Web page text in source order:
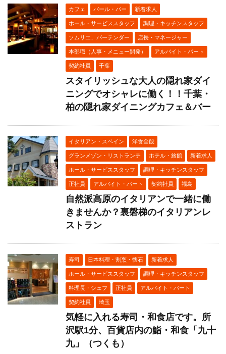
カフェ バール・バー 新着求人
ホール・サービススタッフ 調理・キッチンスタッフ
ソムリエ、バーテンダー 店長・マネージャー
本部職（人事・メニュー開発） アルバイト・パート
契約社員 千葉
スタイリッシュな大人の隠れ家ダイ
ニングでオシャレに働く！！千葉・
柏の隠れ家ダイニングカフェ＆バー
イタリアン・スペイン 洋食全般
グランメゾン・リストランテ ホテル・旅館 新着求人
ホール・サービススタッフ 調理・キッチンスタッフ
正社員 アルバイト・パート 契約社員 福島
自然派高原のイタリアンで一緒に働
きませんか？裏磐梯のイタリアンレ
ストラン
寿司 日本料理・割烹・懐石 新着求人
ホール・サービススタッフ 調理・キッチンスタッフ
料理長・シェフ 正社員 アルバイト・パート
契約社員 埼玉
気軽に入れる寿司・和食店です。所
沢駅1分、百貨店内の鮨・和食「九十
九」（つくも）